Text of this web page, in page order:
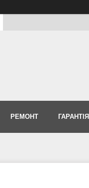
РЕМОНТ ГАРАНТІЯ